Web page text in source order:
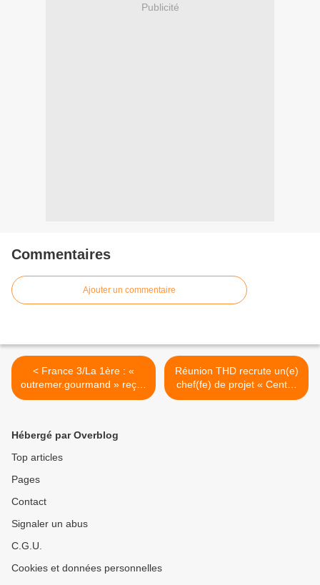
Publicité
Commentaires
Ajouter un commentaire
< France 3/La 1ère : «
outremer.gourmand » reçoit
Georgiana VIOU !
Réunion THD recrute un(e)
chef(fe) de projet « Centre
de Ressources en
Hébergé par Overblog
Top articles
Pages
Contact
Signaler un abus
C.G.U.
Cookies et données personnelles